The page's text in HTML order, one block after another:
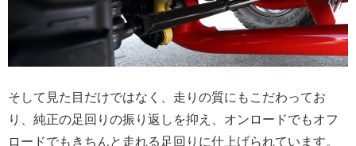
そして見た目だけではなく、走りの質にもこだわってお
り、純正の足回りの振り返しを抑え、オンロードでもオフ
ロードでもきちんと走れる足回りに仕上げられています。